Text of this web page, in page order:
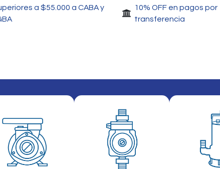
a $55.000 a CABA y
10% OFF en pagos por
transferencia